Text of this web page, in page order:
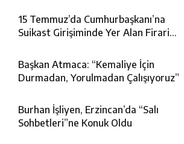
15 Temmuz’da Cumhurbaşkanı’na
Suikast Girişiminde Yer Alan Firari
Başkan Atmaca: “Kemaliye İçin
Durmadan, Yorulmadan Çalışıyoruz”
Burhan İşliyen, Erzincan’da “Salı
Sohbetleri”ne Konuk Oldu